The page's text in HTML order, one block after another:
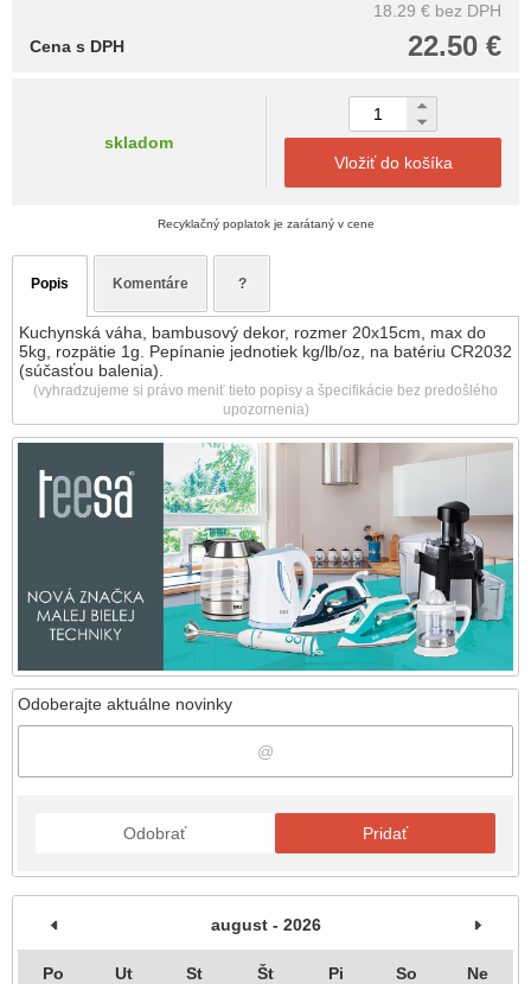
Odoberajte aktuálne novinky
Odobrať Pridať
august - 2026
Po Ut St Št Pi So Ne
18.29 € bez DPH
22.50 €
Cena s DPH
skladom
Vložiť do košíka
Recyklačný poplatok je zarátaný v cene
Popis Komentáre ?
Kuchynská váha, bambusový dekor, rozmer 20x15cm, max do
5kg, rozpätie 1g. Pepínanie jednotiek kg/lb/oz, na batériu CR2032
(súčasťou balenia).
(vyhradzujeme si právo meniť tieto popisy a špecifikácie bez predošlého
upozornenia)